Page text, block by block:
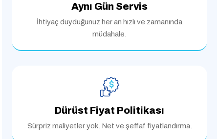
Aynı Gün Servis
İhtiyaç duyduğunuz her an hızlı ve zamanında
müdahale.
Dürüst Fiyat Politikası
Sürpriz maliyetler yok. Net ve şeffaf fiyatlandırma.